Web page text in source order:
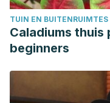
TUIN EN BUITENRUIMTES
Caladiums
beginners